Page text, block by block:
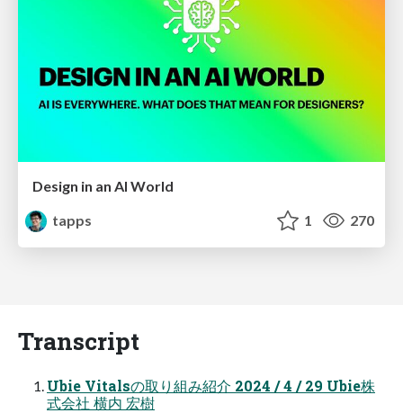
Design in an AI World
tapps
1 270
Transcript
Ubie Vitalsの取り組み紹介 2024 / 4 / 29 Ubie株
式会社 横内 宏樹